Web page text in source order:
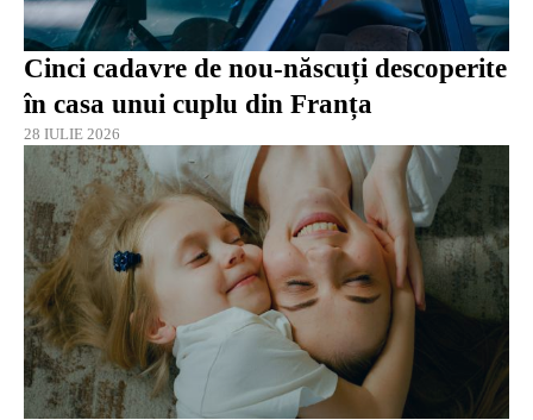
Cinci cadavre de nou-născuți descoperite
în casa unui cuplu din Franța
28 IULIE 2026